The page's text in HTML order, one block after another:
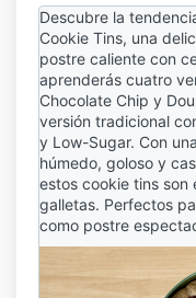
Descubre la
Cookie Tins, una
postre caliente con
aprenderás cuatro
Chocolate Chip y
versión tradicional
y Low-Sugar. Con
húmedo, goloso y
estos cookie tins son
galletas. Perfectos
como postre